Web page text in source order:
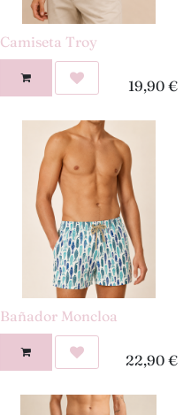
Camiseta Troy
19,90 €
Bañador Moncloa
22,90 €